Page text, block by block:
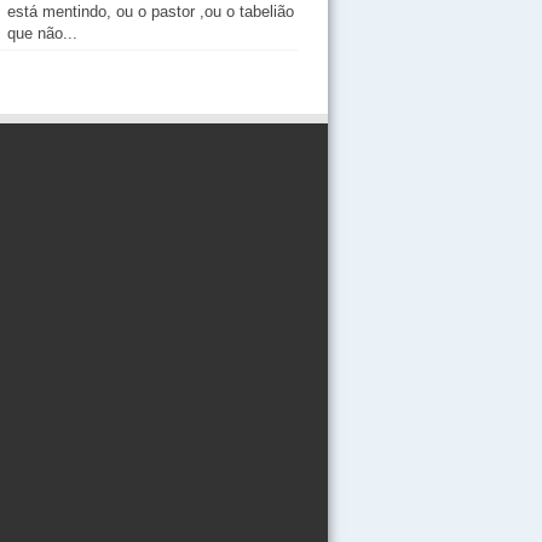
está mentindo, ou o pastor ,ou o tabelião
que não...